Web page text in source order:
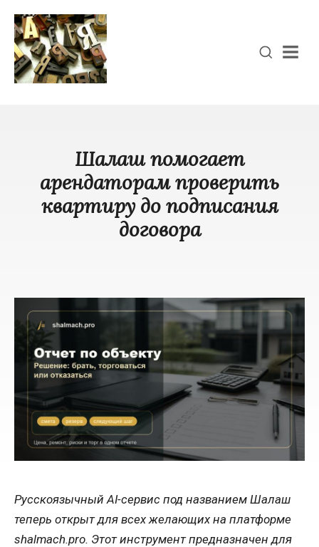
Шалаш помогает
арендаторам проверить
квартиру до подписания
договора
Русскоязычный AI-сервис под названием Шалаш
теперь открыт для всех желающих на платформе
shalmach.pro. Этот инструмент предназначен для